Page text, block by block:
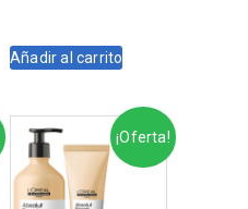
era:
es:
Añadir al carrito
¡Oferta!